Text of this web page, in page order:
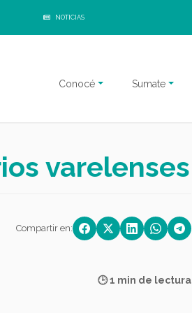
NOTICIAS
Conocé Sumate
varelenses
Compartir en:
🕒 1 min de lectura